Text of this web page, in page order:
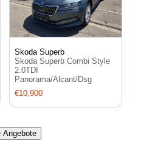
Skoda Superb
Skoda Superb Combi Style
2.0TDI
Panorama/Alcant/Dsg
€10,900
Angebote